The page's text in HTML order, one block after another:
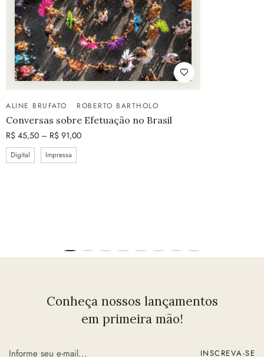
ALINE BRUFATO ROBERTO BARTHOLO
Conversas sobre Efetuação no Brasil
R$ 45,50 – R$ 91,00
Digital Impressa
Conheça nossos lançamentos
em primeira mão!